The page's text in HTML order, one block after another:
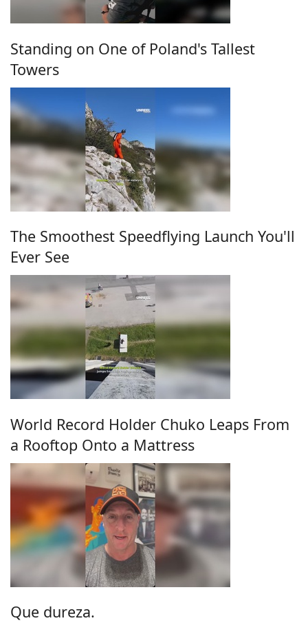
Standing on One of Poland's Tallest
Towers
The Smoothest Speedflying Launch You'll
Ever See
World Record Holder Chuko Leaps From
a Rooftop Onto a Mattress
Que dureza.